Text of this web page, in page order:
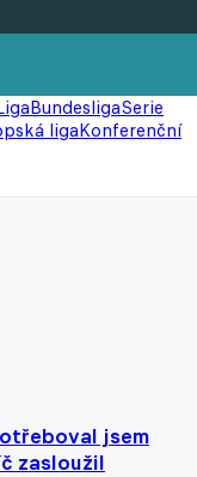
BundesligaSerie
ligaKonferenční
jsem
zasloužil